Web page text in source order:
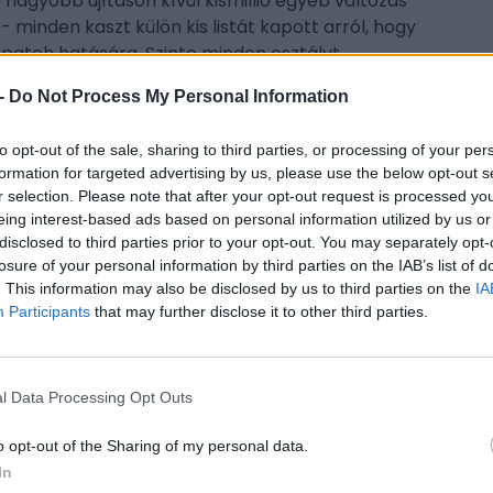
Do Not Process My Personal Information
opt-out of the sale, sharing to third parties, or processing of your
for targeted advertising by us, please use the below opt-out
selection. Please note that after your opt-out request is processed
interest-based ads based on personal information utilized by us
to third parties prior to your opt-out. You may separately
of your personal information by third parties on the IAB’s list of
This information may also be disclosed by us to third parties on the
Participants that may further disclose it to other third parties.
Data Processing Opt Outs
opt-out of the Sharing of my personal data.
minden kaszt külön kis listát kapott arról, hogy
hatására. Szinte minden osztályt
azokon az aktív és passzív
a játékosok. A változtatások teljes
(PC); gépigény: 1 magos 2800 MHz CPU, 1,5
12 GB szabad hely, internetkapcsolat.